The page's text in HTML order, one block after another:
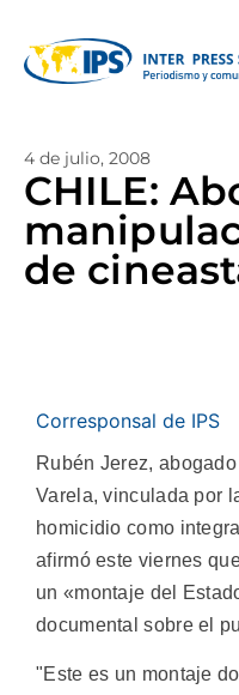
4 de julio, 2008
CHILE:
de
Corresponsal de IPS
Rubén Jerez,
Varela, vinculada por
homicidio como
afirmó este viernes
un «montaje del
documental sobre el
"Este es un montaje